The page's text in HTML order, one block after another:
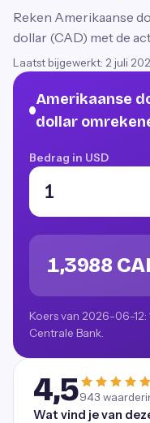
Reken Amerikaanse
dollar (CAD) met de
Laatst bijgewerkt: 2 juli
Amerikaanse
dollar
Bedrag in USD
1,3988
Koers van 2026-06-12:
Centrale Bank.
4,5943
Wat vind je van